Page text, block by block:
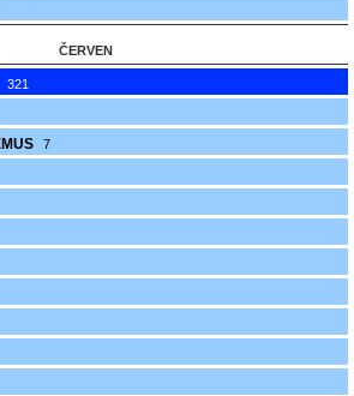
ČERVEN
321
7